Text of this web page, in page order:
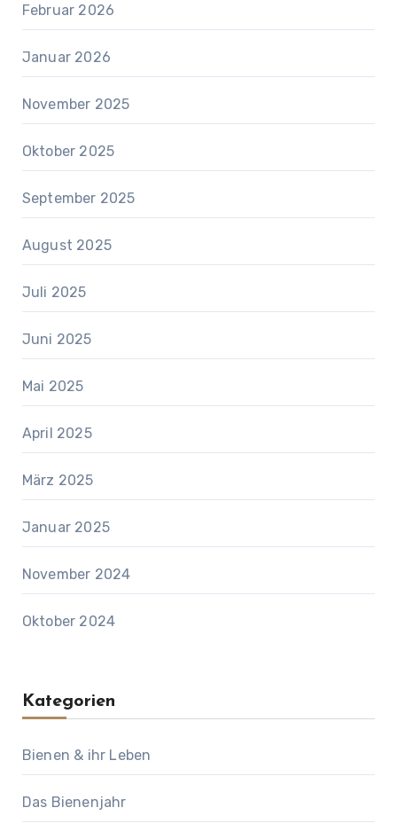
Februar 2026
Januar 2026
November 2025
Oktober 2025
September 2025
August 2025
Juli 2025
Juni 2025
Mai 2025
April 2025
März 2025
Januar 2025
November 2024
Oktober 2024
Kategorien
Bienen & ihr Leben
Das Bienenjahr